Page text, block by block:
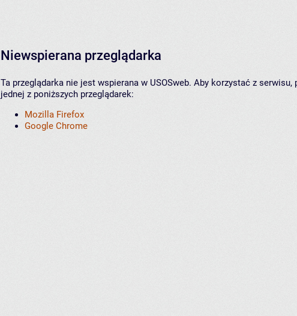
Niewspierana przeglądarka
Ta przeglądarka nie jest wspierana w USOSweb. Aby korzystać z
jednej z poniższych przeglądarek:
Mozilla Firefox
Google Chrome